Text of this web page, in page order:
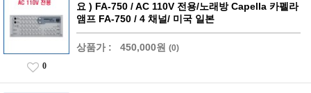
요 ) FA-750 / AC 110V 전용/노래방 Capella 카펠라
앰프 FA-750 / 4 채널/ 미국 일본
상품가 : 450,000원 (0)
0